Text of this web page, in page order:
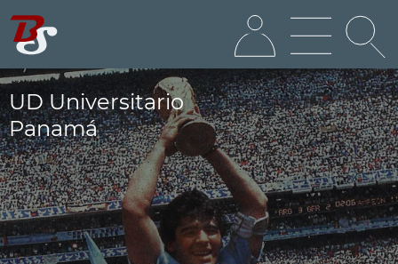
UD Universitario
Panamá